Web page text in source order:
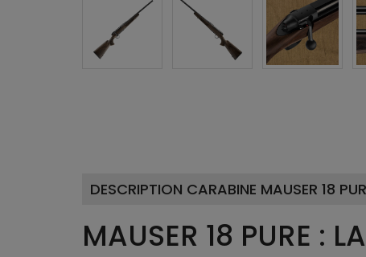
DESCRIPTION CARABINE MAUSER 18
MAUSER 18 PURE :